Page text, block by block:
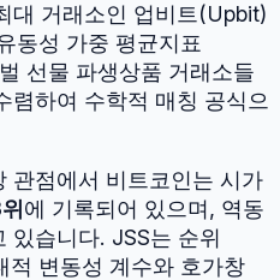
대 거래소인 업비트(Upbit)
동성 가중 평균지표
선물 파생상품 거래소들
렴하여 수학적 매칭 공식으
관점에서 비트코인는 시가
위에 기록되어 있으며, 역동
있습니다. JSS는 순위
적 변동성 계수와 호가창